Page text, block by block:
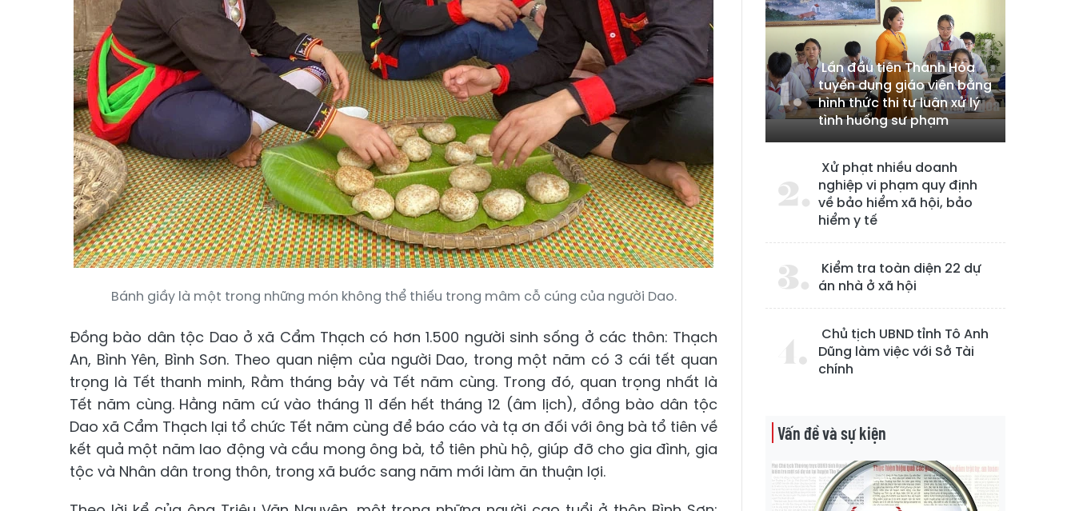
Bánh giầy là một trong những món không thể thiếu trong mâm cỗ cúng của người Dao.
Đồng bào dân tộc Dao ở xã Cẩm Thạch có hơn 1.500 người sinh sống ở các thôn: Thạch
An, Bình Yên, Bình Sơn. Theo quan niệm của người Dao, trong một năm có 3 cái tết quan
trọng là Tết thanh minh, Rằm tháng bảy và Tết năm cùng. Trong đó, quan trọng nhất là
Tết năm cùng. Hằng năm cứ vào tháng 11 đến hết tháng 12 (âm lịch), đồng bào dân tộc
Dao xã Cẩm Thạch lại tổ chức Tết năm cùng để báo cáo và tạ ơn đối với ông bà tổ tiên về
kết quả một năm lao động và cầu mong ông bà, tổ tiên phù hộ, giúp đỡ cho gia đình, gia
tộc và Nhân dân trong thôn, trong xã bước sang năm mới làm ăn thuận lợi.
Lần đầu tiên Thanh Hóa
tuyển dụng giáo viên bằng
hình thức thi tự luận xử lý
tình huống sư phạm
Xử phạt nhiều doanh
nghiệp vi phạm quy định
về bảo hiểm xã hội, bảo
hiểm y tế
Kiểm tra toàn diện 22 dự
án nhà ở xã hội
Chủ tịch UBND tỉnh Tô Anh
Dũng làm việc với Sở Tài
chính
Vấn đề và sự kiện